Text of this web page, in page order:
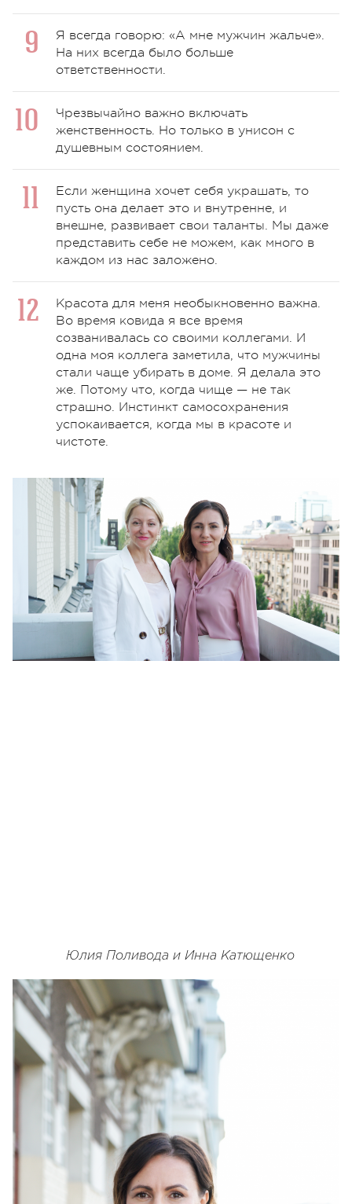
Я всегда говорю: «А мне мужчин жальче».
На них всегда было больше
ответственности.
Чрезвычайно важно включать
женственность. Но только в унисон с
душевным состоянием.
Если женщина хочет себя украшать, то
пусть она делает это и внутренне, и
внешне, развивает свои таланты. Мы даже
представить себе не можем, как много в
каждом из нас заложено.
Красота для меня необыкновенно важна.
Во время ковида я все время
созванивалась со своими коллегами. И
одна моя коллега заметила, что мужчины
стали чаще убирать в доме. Я делала это
же. Потому что, когда чище — не так
страшно. Инстинкт самосохранения
успокаивается, когда мы в красоте и
чистоте.
Юлия Поливода и Инна Катющенко